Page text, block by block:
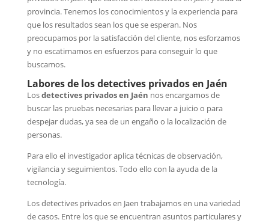
provincia. Tenemos los conocimientos y la experiencia para
que los resultados sean los que se esperan. Nos
preocupamos por la satisfacción del cliente, nos esforzamos
y no escatimamos en esfuerzos para conseguir lo que
buscamos.
Labores de los detectives privados en Jaén
Losdetectives privados en Jaén nos encargamos de
buscar las pruebas necesarias para llevar a juicio o para
despejar dudas, ya sea de un engaño o la localización de
personas.
Para ello el investigador aplica técnicas de observación,
vigilancia y seguimientos. Todo ello con la ayuda de la
tecnología.
Los detectives privados en Jaen trabajamos en una variedad
de casos. Entre los que se encuentran asuntos particulares y